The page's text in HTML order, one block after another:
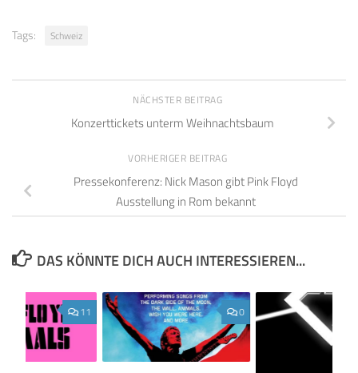
Tags: Schweiz
NÄCHSTER BEITRAG
Konzerttickets unterm Weihnachtsbaum
VORHERIGER BEITRAG
Pressekonferenz: Nick Mason gibt Pink Floyd
Ausstellung in Rom bekannt
DAS KÖNNTE DICH AUCH INTERESSIEREN...
0
11